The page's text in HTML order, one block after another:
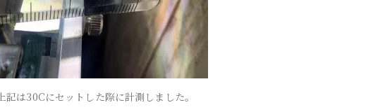
上記は30Cにセットした際に計測しました。